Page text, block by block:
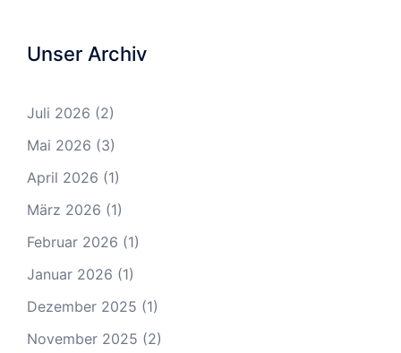
Unser Archiv
Juli 2026 (2)
Mai 2026 (3)
April 2026 (1)
März 2026 (1)
Februar 2026 (1)
Januar 2026 (1)
Dezember 2025 (1)
November 2025 (2)